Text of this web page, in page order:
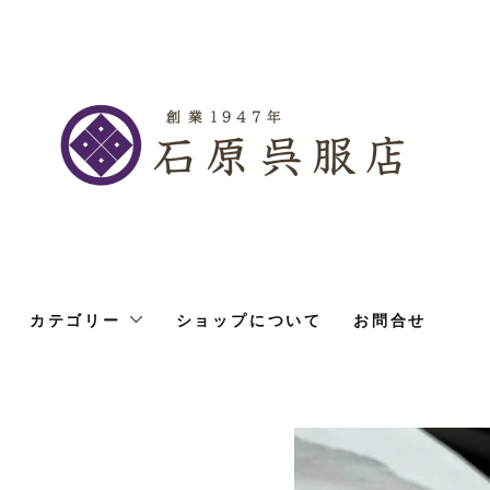
カテゴリー ショップについて お問合せ